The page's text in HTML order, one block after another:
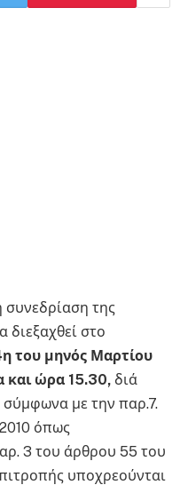
συνεδρίαση της
διεξαχθεί στο
του μηνός Μαρτίου
και ώρα 15.30, διά
σύμφωνα με την παρ.7.
όπως
3 του άρθρου 55 του
υποχρεούνται